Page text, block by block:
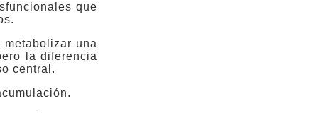
que
una
la diferencia
central.